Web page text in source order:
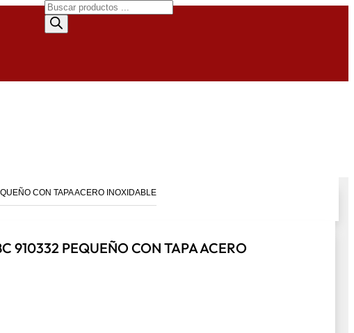
Búsqueda
de
productos
CON TAPA ACERO INOXIDABLE
910332 PEQUEÑO CON TAPA ACERO